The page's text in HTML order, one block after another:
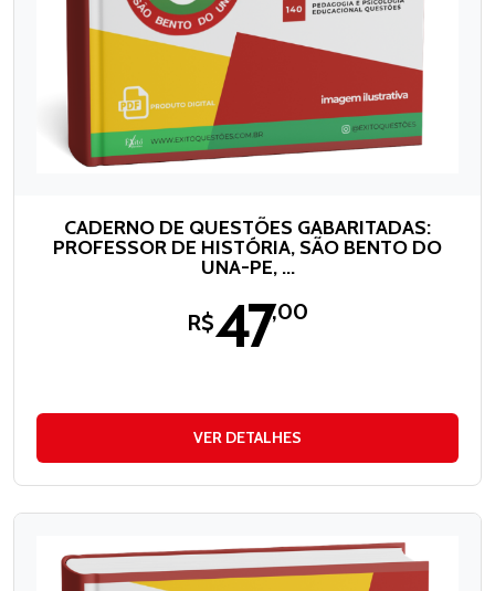
CADERNO DE QUESTÕES GABARITADAS:
PROFESSOR DE HISTÓRIA, SÃO BENTO DO
UNA-PE, ...
R$47,00
VER DETALHES